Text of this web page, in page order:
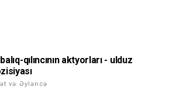
qılıncının aktyorları - ulduz
və Əyləncə